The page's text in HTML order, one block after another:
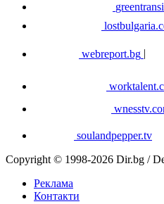
webreport.bg
soulandpepper.tv
Copyright © 1998-2026 Dir.bg /
Реклама
Контакти